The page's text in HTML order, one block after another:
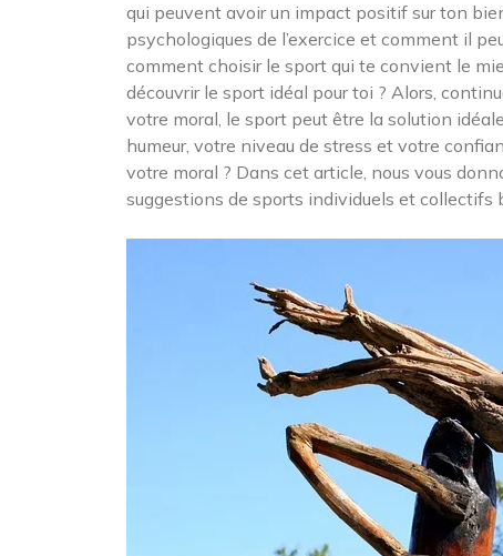
qui peuvent avoir un impact positif sur ton
psychologiques de l’exercice et comment il
comment choisir le sport qui te convient le
découvrir le sport idéal pour toi ? Alors,
votre moral, le sport peut être la solution
humeur, votre niveau de stress et votre
votre moral ? Dans cet article, nous vous
suggestions de sports individuels et